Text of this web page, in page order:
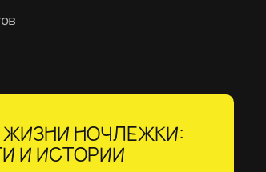
НОЧЛЕЖКИ:
И ИСТОРИИ